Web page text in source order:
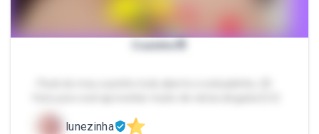
Cuzinho🍑
lunezinha